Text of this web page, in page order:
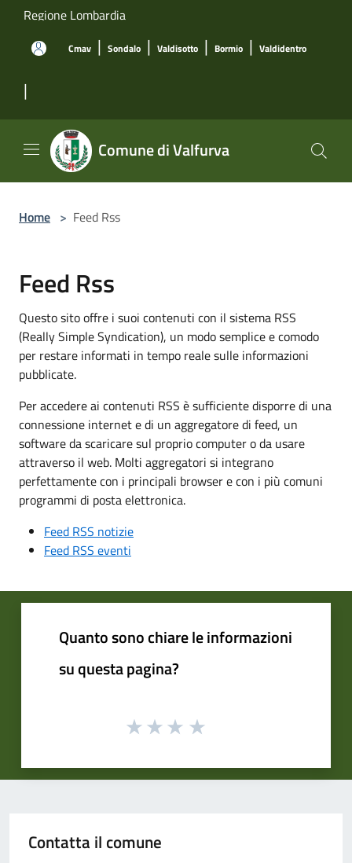
Salta al contenuto principale
Regione Lombardia
Cmav | Sondalo | Valdisotto | Bormio | Valdidentro
|
Comune di Valfurva
Home > Feed Rss
Feed Rss
Questo sito offre i suoi contenuti con il sistema RSS
(Really Simple Syndication), un modo semplice e comodo
per restare informati in tempo reale sulle informazioni
pubblicate.
Per accedere ai contenuti RSS è sufficiente disporre di una
connessione internet e di un aggregatore di feed, un
software da scaricare sul proprio computer o da usare
attraverso il web. Molti aggregatori si integrano
perfettamente con i principali browser e con i più comuni
programmi di posta elettronica.
Feed RSS notizie
Feed RSS eventi
Quanto sono chiare le informazioni
su questa pagina?
Contatta il comune